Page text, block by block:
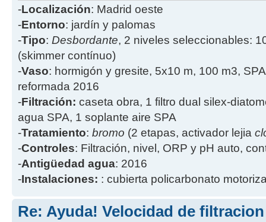
-Localización: Madrid oeste
-Entorno: jardín y palomas
-Tipo: Desbordante, 2 niveles seleccionables:
(skimmer contínuo)
-Vaso: hormigón y gresite, 5x10 m, 100 m3,
reformada 2016
-Filtración: caseta obra, 1 filtro dual silex-
agua SPA, 1 soplante aire SPA
-Tratamiento: bromo (2 etapas, activador lejia
-Controles: Filtración, nivel, ORP y pH auto,
-Antigüedad agua: 2016
-Instalaciones: : cubierta policarbonato
Re: Ayuda! Velocidad de